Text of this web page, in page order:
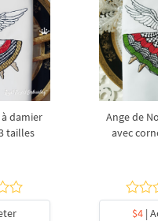
damier
tailles
Ange de
avec
$4|